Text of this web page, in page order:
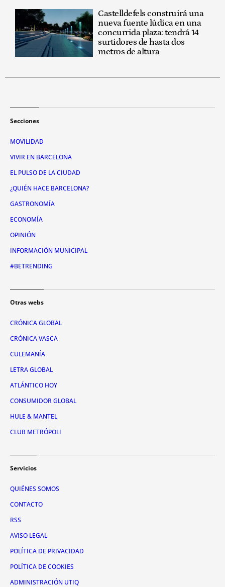
Castelldefels construirá una
nueva fuente lúdica en una
concurrida plaza: tendrá 14
surtidores de hasta dos
metros de altura
Secciones
MOVILIDAD
VIVIR EN BARCELONA
EL PULSO DE LA CIUDAD
¿QUIÉN HACE BARCELONA?
GASTRONOMÍA
ECONOMÍA
OPINIÓN
INFORMACIÓN MUNICIPAL
#BETRENDING
Otras webs
CRÓNICA GLOBAL
CRÓNICA VASCA
CULEMANÍA
LETRA GLOBAL
ATLÁNTICO HOY
CONSUMIDOR GLOBAL
HULE & MANTEL
CLUB METRÓPOLI
Servicios
QUIÉNES SOMOS
CONTACTO
RSS
AVISO LEGAL
POLÍTICA DE PRIVACIDAD
POLÍTICA DE COOKIES
ADMINISTRACIÓN UTIQ